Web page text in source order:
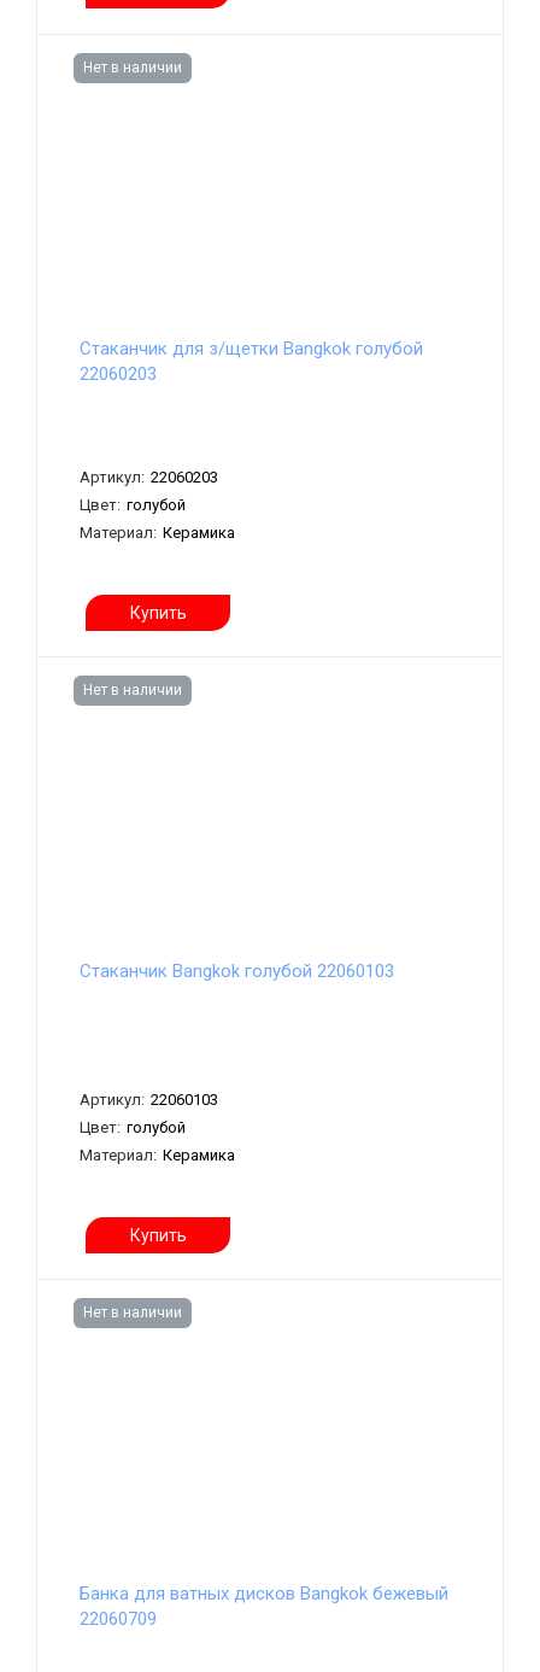
Нет в наличии
Стаканчик для з/щетки Bangkok голубой
22060203
Артикул: 22060203
Цвет: голубой
Материал: Керамика
Купить
Нет в наличии
Стаканчик Bangkok голубой 22060103
Артикул: 22060103
Цвет: голубой
Материал: Керамика
Купить
Нет в наличии
Банка для ватных дисков Bangkok бежевый
22060709